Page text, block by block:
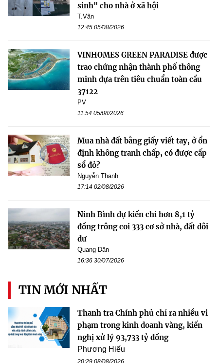
sinh" cho nhà ở xã hội
T.Vân
12:45 05/08/2026
VINHOMES GREEN PARADISE được
trao chứng nhận thành phố thông
minh dựa trên tiêu chuẩn toàn cầu
37122
PV
11:54 05/08/2026
Mua nhà đất bằng giấy viết tay, ở ổn
định không tranh chấp, có được cấp
sổ đỏ?
Nguyễn Thanh
17:14 02/08/2026
Ninh Bình dự kiến chi hơn 8,1 tỷ
đồng trông coi 333 cơ sở nhà, đất dôi
dư
Quang Dân
16:36 30/07/2026
TIN MỚI NHẤT
Thanh tra Chính phủ chỉ ra nhiều vi
phạm trong kinh doanh vàng, kiến
nghị xử lý 93,733 tỷ đồng
Phương Hiếu
20:29 08/08/2026